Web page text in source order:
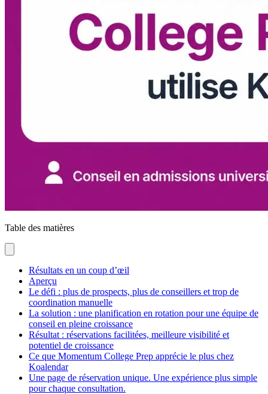
Table des matières
Résultats en un coup d’œil
Aperçu
Le défi : plus de prospects, plus de conseillers et trop de
coordination manuelle
La solution : une planification en rotation pour une équipe de
conseil en pleine croissance
Résultat : réservations facilitées, meilleure visibilité et
potentiel de croissance
Ce que Momentum College Prep apprécie le plus chez
Koalendar
Une page de réservation unique. Une expérience plus simple
pour chaque consultation.